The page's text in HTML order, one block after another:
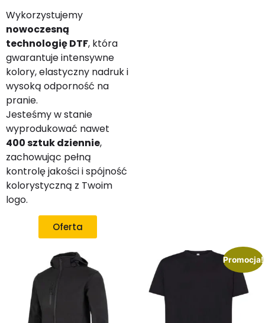
Wykorzystujemy
nowoczesną
technologię DTF, która
gwarantuje intensywne
kolory, elastyczny nadruk i
wysoką odporność na
pranie.
Jesteśmy w stanie
wyprodukować nawet
400 sztuk dziennie,
zachowując pełną
kontrolę jakości i spójność
kolorystyczną z Twoim
logo.
Oferta
Promocja!